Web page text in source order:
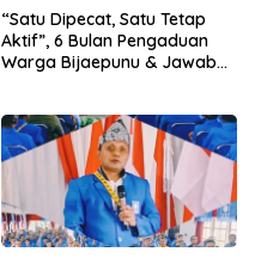
“Satu Dipecat, Satu Tetap
Aktif”, 6 Bulan Pengaduan
Warga Bijaepunu & Jawaban